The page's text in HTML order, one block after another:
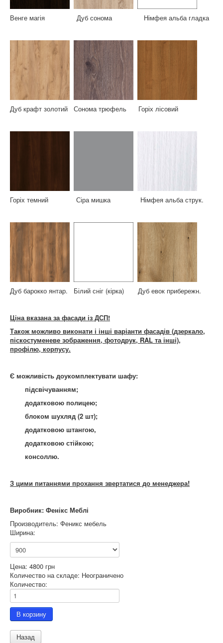
Венге магія Дуб сонома Німфея альба гладка
Дуб крафт золотий Сонома трюфель Горіх лісовий
Горіх темний Сіра мишка Німфея альба струк.
Дуб барокко янтар. Білий сніг (кірка) Дуб евок прибережн.
Ціна вказана за фасади із ДСП!
Також можливо виконати і інші варіанти фасадів (дзеркало,
піскостуменеве зображення, фотодрук, RAL та інші),
профілю, корпусу.
Є можливість доукомплектувати шафу:
підсвічуванням;
додатковою полицею;
блоком шухляд (2 шт);
додатковою штангою,
додатковою стійкою;
консоллю.
З цими питаннями прохання звертатися до менеджера!
Виробник: Фенікс Меблі
Производитель: Феникс мебель
Ширина:
Цена: 4800 грн
Количество на складе: Неограничено
Количество: